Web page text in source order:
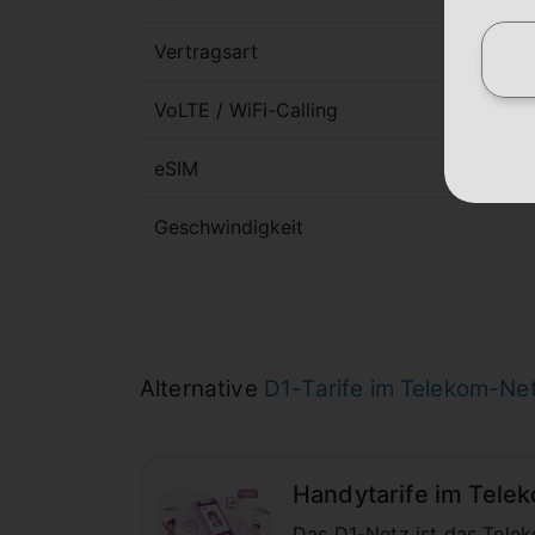
Vertragsart
VoLTE / WiFi-Calling
eSIM
Geschwindigkeit
Alternative D1-Tarife im Telekom-
Handytarife im